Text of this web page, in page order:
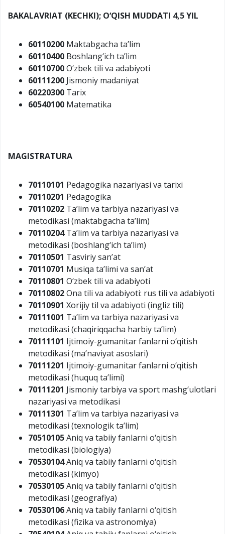
BAKALAVRIAT (KECHKI); O‘QISH MUDDATI 4,5 YIL
60110200 Maktabgacha ta’lim
60110400 Boshlang‘ich ta’lim
60110700O‘zbek tili va adabiyoti
60111200 Jismoniy madaniyat
60220300 Tarix
60540100 Matematika
MAGISTRATURA
70110101 Pedagogika nazariyasi va tarixi
70110201 Pedagogika
70110202 Ta’lim va tarbiya nazariyasi va
metodikasi (maktabgacha ta’lim)
70110204Ta’lim va tarbiya nazariyasi va
metodikasi (boshlang‘ich ta’lim)
70110501 Tasviriy san’at
70110701 Musiqa ta’limi va san’at
70110801 O‘zbek tili va adabiyoti
70110802Ona tili va adabiyoti: rus tili va adabiyoti
70110901 Xorijiy til va adabiyoti (ingliz tili)
70111001 Ta’lim va tarbiya nazariyasi va
metodikasi (chaqiriqqacha harbiy ta’lim)
70111101 Ijtimoiy-gumanitar fanlarni o‘qitish
metodikasi (ma’naviyat asoslari)
70111201 Ijtimoiy-gumanitar fanlarni o‘qitish
metodikasi (huquq ta’limi)
70111201 Jismoniy tarbiya va sport mashg‘ulotlari
nazariyasi va metodikasi
70111301 Ta’lim va tarbiya nazariyasi va
metodikasi (texnologik ta’lim)
70510105Aniq va tabiiy fanlarni o‘qitish
metodikasi (biologiya)
70530104Aniq va tabiiy fanlarni o‘qitish
metodikasi (kimyo)
70530105Aniq va tabiiy fanlarni o‘qitish
metodikasi (geografiya)
70530106Aniq va tabiiy fanlarni o‘qitish
metodikasi (fizika va astronomiya)